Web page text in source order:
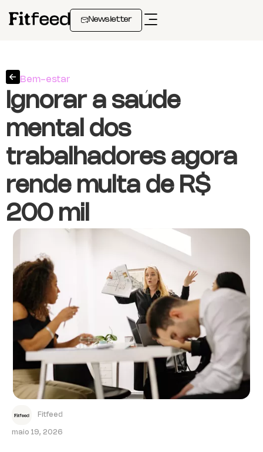
Newsletter
Bem-estar
Ignorar a saúde
mental dos
trabalhadores agora
rende multa de R$
200 mil
Fitfeed
maio 19, 2026